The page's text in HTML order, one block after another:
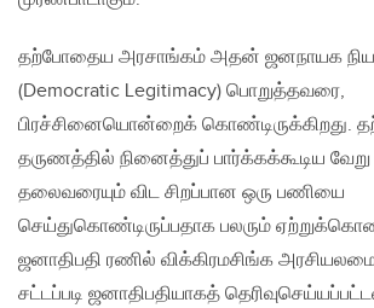
தற்போதைய அரசாங்கம் அதன் ஜனநாயக
(Democratic Legitimacy) பொறுத்தவரை,
பிரச்சினையொன்றைக் கொண்டிருக்கிறது.
தருணத்தில் நினைத்துப் பார்க்கக்கூடிய
தலைவரையும் விட சிறப்பான ஒரு பணியை
செய்துகொண்டிருப்பதாக பலரும்
ஜனாதிபதி ரணில் விக்கிரமசிங்க
சட்டப்படி ஜனாதிபதியாகத்